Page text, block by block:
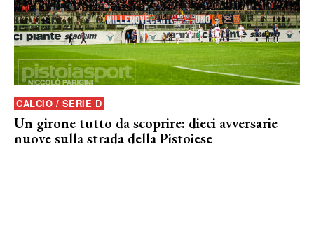
CALCIO / SERIE D
Un girone tutto da scoprire: dieci avversarie
nuove sulla strada della Pistoiese